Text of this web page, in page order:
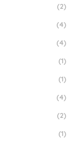
(2)
(4)
(4)
(1)
(1)
(4)
(2)
(1)